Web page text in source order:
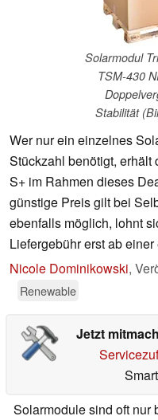
Solarmodul
TSM-430
Stabilität
Wer nur ein einzelnes
Stückzahl benötigt, erhält
S+ im Rahmen dieses
günstige Preis gilt bei
ebenfalls möglich, lohnt
Liefergebühr erst ab
Nicole Dominikowski,
Renewable
Jetzt
Solarmodule sind oft nur